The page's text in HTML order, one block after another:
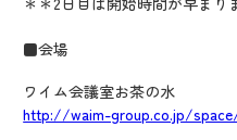
■会場
ワイム会議室お茶の水
http://waim-group.co.jp/